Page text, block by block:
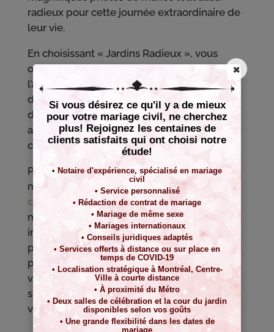
radieux pour cette journée extraordinaire de
leur vie.
En choisissant « Jardins Radieux », vous
optez pour la réunion de deux mondes, pour
l’alliance de la nature et de la ville. La
décoration florale aérée est synonyme
d’intimité et de romantisme. Vous pourrez
ainsi avoir une cérémonie au charme de la
campagne, et ce, même en plein Montréal.
Pour un cadre bucolique au cœur de la
métropole, choisissez l’Étude Lincà, pour
célébrer
votre mariage civil et faire de ces
moments précieux, des souvenirs
inoubliables et de superbes photos. Avec en
plus, une touche d’évasion aux accents
paradisiaques et intemporels qui saura ravir
vos invités et vous-même en ce jour très
spécial que vous voulez aussi unique que
votre communion et que votre amour.
×
Si vous désirez ce qu'il y a de mieux
pour votre mariage civil, ne cherchez
plus! Rejoignez les centaines de
clients satisfaits qui ont choisi notre
étude!
• Notaire d'expérience, spécialisé en mariage
civil
• Service personnalisé
• Rédaction de contrat de mariage
• Mariage de même sexe
• Mariages internationaux
• Conseils juridiques adaptés
• Services offerts à distance ou sur place en
temps de COVID-19
• Localisation stratégique à Montréal, Centre-
Ville à courte distance
• À proximité du Métro
• Deux salles de célébration et la cour du jardin
disponibles selon vos goûts
• Une grande flexibilité dans les dates de
mariage